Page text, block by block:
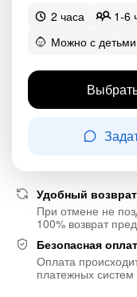
2 часа 1-6
Можно с детьми
Удобный возврат
При отмене не
100% возврат
Безопасная
Оплата
платежных